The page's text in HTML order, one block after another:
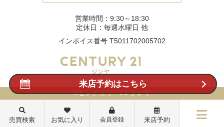
営業時間：9:30～18:30
定休日：毎週水曜日 他
インボイス番号 T5011702005702
©センチュリー21 ジンヤ
来店予約はこちら
売買検索 お気に入り 会員登録 来店予約